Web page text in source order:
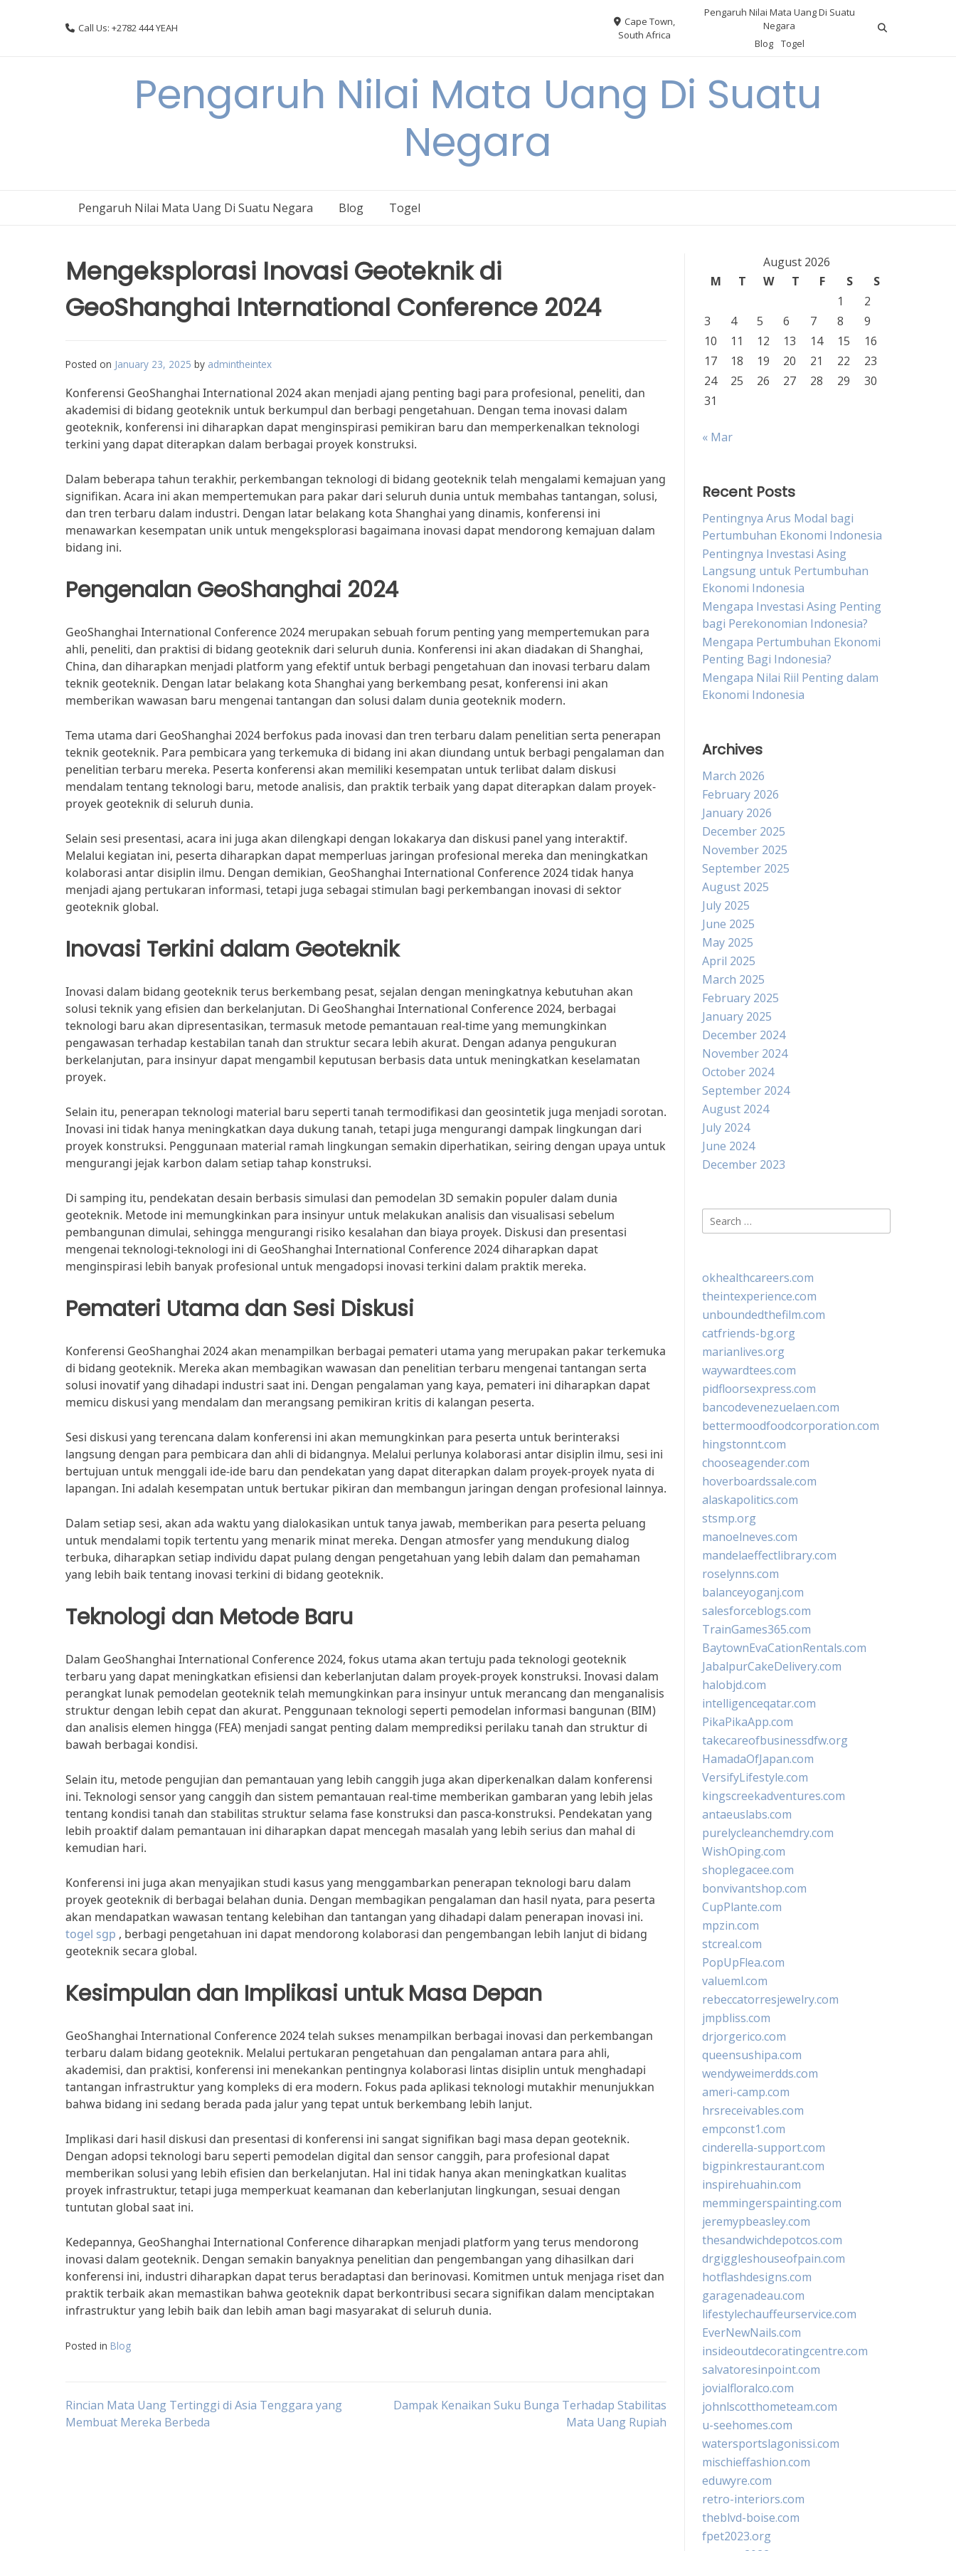
Call Us: +2782 444 YEAH
Cape Town,
South Africa
Pengaruh Nilai Mata Uang Di Suatu
Negara
Blog
Togel
Pengaruh Nilai Mata Uang Di Suatu
Negara
Pengaruh Nilai Mata Uang Di Suatu Negara Blog Togel
Mengeksplorasi Inovasi Geoteknik di
GeoShanghai International Conference 2024
Posted on January 23, 2025 by admintheintex
Konferensi GeoShanghai International 2024 akan menjadi ajang penting bagi para profesional, peneliti, dan
akademisi di bidang geoteknik untuk berkumpul dan berbagi pengetahuan. Dengan tema inovasi dalam
geoteknik, konferensi ini diharapkan dapat menginspirasi pemikiran baru dan memperkenalkan teknologi
terkini yang dapat diterapkan dalam berbagai proyek konstruksi.
Dalam beberapa tahun terakhir, perkembangan teknologi di bidang geoteknik telah mengalami kemajuan yang
signifikan. Acara ini akan mempertemukan para pakar dari seluruh dunia untuk membahas tantangan, solusi,
dan tren terbaru dalam industri. Dengan latar belakang kota Shanghai yang dinamis, konferensi ini
menawarkan kesempatan unik untuk mengeksplorasi bagaimana inovasi dapat mendorong kemajuan dalam
bidang ini.
Pengenalan GeoShanghai 2024
GeoShanghai International Conference 2024 merupakan sebuah forum penting yang mempertemukan para
ahli, peneliti, dan praktisi di bidang geoteknik dari seluruh dunia. Konferensi ini akan diadakan di Shanghai,
China, dan diharapkan menjadi platform yang efektif untuk berbagi pengetahuan dan inovasi terbaru dalam
teknik geoteknik. Dengan latar belakang kota Shanghai yang berkembang pesat, konferensi ini akan
memberikan wawasan baru mengenai tantangan dan solusi dalam dunia geoteknik modern.
Tema utama dari GeoShanghai 2024 berfokus pada inovasi dan tren terbaru dalam penelitian serta penerapan
teknik geoteknik. Para pembicara yang terkemuka di bidang ini akan diundang untuk berbagi pengalaman dan
penelitian terbaru mereka. Peserta konferensi akan memiliki kesempatan untuk terlibat dalam diskusi
mendalam tentang teknologi baru, metode analisis, dan praktik terbaik yang dapat diterapkan dalam proyek-
proyek geoteknik di seluruh dunia.
Selain sesi presentasi, acara ini juga akan dilengkapi dengan lokakarya dan diskusi panel yang interaktif.
Melalui kegiatan ini, peserta diharapkan dapat memperluas jaringan profesional mereka dan meningkatkan
kolaborasi antar disiplin ilmu. Dengan demikian, GeoShanghai International Conference 2024 tidak hanya
menjadi ajang pertukaran informasi, tetapi juga sebagai stimulan bagi perkembangan inovasi di sektor
geoteknik global.
Inovasi Terkini dalam Geoteknik
Inovasi dalam bidang geoteknik terus berkembang pesat, sejalan dengan meningkatnya kebutuhan akan
solusi teknik yang efisien dan berkelanjutan. Di GeoShanghai International Conference 2024, berbagai
teknologi baru akan dipresentasikan, termasuk metode pemantauan real-time yang memungkinkan
pengawasan terhadap kestabilan tanah dan struktur secara lebih akurat. Dengan adanya pengukuran
berkelanjutan, para insinyur dapat mengambil keputusan berbasis data untuk meningkatkan keselamatan
proyek.
Selain itu, penerapan teknologi material baru seperti tanah termodifikasi dan geosintetik juga menjadi sorotan.
Inovasi ini tidak hanya meningkatkan daya dukung tanah, tetapi juga mengurangi dampak lingkungan dari
proyek konstruksi. Penggunaan material ramah lingkungan semakin diperhatikan, seiring dengan upaya untuk
mengurangi jejak karbon dalam setiap tahap konstruksi.
Di samping itu, pendekatan desain berbasis simulasi dan pemodelan 3D semakin populer dalam dunia
geoteknik. Metode ini memungkinkan para insinyur untuk melakukan analisis dan visualisasi sebelum
pembangunan dimulai, sehingga mengurangi risiko kesalahan dan biaya proyek. Diskusi dan presentasi
mengenai teknologi-teknologi ini di GeoShanghai International Conference 2024 diharapkan dapat
menginspirasi lebih banyak profesional untuk mengadopsi inovasi terkini dalam praktik mereka.
Pemateri Utama dan Sesi Diskusi
Konferensi GeoShanghai 2024 akan menampilkan berbagai pemateri utama yang merupakan pakar terkemuka
di bidang geoteknik. Mereka akan membagikan wawasan dan penelitian terbaru mengenai tantangan serta
solusi inovatif yang dihadapi industri saat ini. Dengan pengalaman yang kaya, pemateri ini diharapkan dapat
memicu diskusi yang mendalam dan merangsang pemikiran kritis di kalangan peserta.
Sesi diskusi yang terencana dalam konferensi ini akan memungkinkan para peserta untuk berinteraksi
langsung dengan para pembicara dan ahli di bidangnya. Melalui perlunya kolaborasi antar disiplin ilmu, sesi ini
bertujuan untuk menggali ide-ide baru dan pendekatan yang dapat diterapkan dalam proyek-proyek nyata di
lapangan. Ini adalah kesempatan untuk bertukar pikiran dan membangun jaringan dengan profesional lainnya.
Dalam setiap sesi, akan ada waktu yang dialokasikan untuk tanya jawab, memberikan para peserta peluang
untuk mendalami topik tertentu yang menarik minat mereka. Dengan atmosfer yang mendukung dialog
terbuka, diharapkan setiap individu dapat pulang dengan pengetahuan yang lebih dalam dan pemahaman
yang lebih baik tentang inovasi terkini di bidang geoteknik.
Teknologi dan Metode Baru
Dalam GeoShanghai International Conference 2024, fokus utama akan tertuju pada teknologi geoteknik
terbaru yang dapat meningkatkan efisiensi dan keberlanjutan dalam proyek-proyek konstruksi. Inovasi dalam
perangkat lunak pemodelan geoteknik telah memungkinkan para insinyur untuk merancang dan menganalisis
struktur dengan lebih cepat dan akurat. Penggunaan teknologi seperti pemodelan informasi bangunan (BIM)
dan analisis elemen hingga (FEA) menjadi sangat penting dalam memprediksi perilaku tanah dan struktur di
bawah berbagai kondisi.
Selain itu, metode pengujian dan pemantauan yang lebih canggih juga akan diperkenalkan dalam konferensi
ini. Teknologi sensor yang canggih dan sistem pemantauan real-time memberikan gambaran yang lebih jelas
tentang kondisi tanah dan stabilitas struktur selama fase konstruksi dan pasca-konstruksi. Pendekatan yang
lebih proaktif dalam pemantauan ini diharapkan dapat mencegah masalah yang lebih serius dan mahal di
kemudian hari.
Konferensi ini juga akan menyajikan studi kasus yang menggambarkan penerapan teknologi baru dalam
proyek geoteknik di berbagai belahan dunia. Dengan membagikan pengalaman dan hasil nyata, para peserta
akan mendapatkan wawasan tentang kelebihan dan tantangan yang dihadapi dalam penerapan inovasi ini.
togel sgp , berbagi pengetahuan ini dapat mendorong kolaborasi dan pengembangan lebih lanjut di bidang
geoteknik secara global.
Kesimpulan dan Implikasi untuk Masa Depan
GeoShanghai International Conference 2024 telah sukses menampilkan berbagai inovasi dan perkembangan
terbaru dalam bidang geoteknik. Melalui pertukaran pengetahuan dan pengalaman antara para ahli,
akademisi, dan praktisi, konferensi ini menekankan pentingnya kolaborasi lintas disiplin untuk menghadapi
tantangan infrastruktur yang kompleks di era modern. Fokus pada aplikasi teknologi mutakhir menunjukkan
bahwa bidang ini sedang berada pada jalur yang tepat untuk berkembang lebih lanjut.
Implikasi dari hasil diskusi dan presentasi di konferensi ini sangat signifikan bagi masa depan geoteknik.
Dengan adopsi teknologi baru seperti pemodelan digital dan sensor canggih, para profesional dapat
memberikan solusi yang lebih efisien dan berkelanjutan. Hal ini tidak hanya akan meningkatkan kualitas
proyek infrastruktur, tetapi juga memperkuat keamanan dan keberlanjutan lingkungan, sesuai dengan
tuntutan global saat ini.
Kedepannya, GeoShanghai International Conference diharapkan menjadi platform yang terus mendorong
inovasi dalam geoteknik. Dengan semakin banyaknya penelitian dan pengembangan yang dihasilkan dari
konferensi ini, industri diharapkan dapat terus beradaptasi dan berinovasi. Komitmen untuk menjaga riset dan
praktik terbaik akan memastikan bahwa geoteknik dapat berkontribusi secara signifikan dalam menciptakan
infrastruktur yang lebih baik dan lebih aman bagi masyarakat di seluruh dunia.
Posted in Blog
Post
Rincian Mata Uang Tertinggi di Asia Tenggara yang
Membuat Mereka Berbeda
Dampak Kenaikan Suku Bunga Terhadap Stabilitas
Mata Uang Rupiah
August 2026
M
T W T F S
S
1
2
3
4 5 6 7 8
9
10
11 12 13 14 15
16
17
18 19 20 21 22
23
24
25 26 27 28 29
30
31
« Mar
Recent Posts
Pentingnya Arus Modal bagi
Pertumbuhan Ekonomi Indonesia
Pentingnya Investasi Asing
Langsung untuk Pertumbuhan
Ekonomi Indonesia
Mengapa Investasi Asing Penting
bagi Perekonomian Indonesia?
Mengapa Pertumbuhan Ekonomi
Penting Bagi Indonesia?
Mengapa Nilai Riil Penting dalam
Ekonomi Indonesia
Archives
March 2026
February 2026
January 2026
December 2025
November 2025
September 2025
August 2025
July 2025
June 2025
May 2025
April 2025
March 2025
February 2025
January 2025
December 2024
November 2024
October 2024
September 2024
August 2024
July 2024
June 2024
December 2023
Search
for:
okhealthcareers.com
theintexperience.com
unboundedthefilm.com
catfriends-bg.org
marianlives.org
waywardtees.com
pidfloorsexpress.com
bancodevenezuelaen.com
bettermoodfoodcorporation.com
hingstonnt.com
chooseagender.com
hoverboardssale.com
alaskapolitics.com
stsmp.org
manoelneves.com
mandelaeffectlibrary.com
roselynns.com
balanceyoganj.com
salesforceblogs.com
TrainGames365.com
BaytownEvaCationRentals.com
JabalpurCakeDelivery.com
halobjd.com
intelligenceqatar.com
PikaPikaApp.com
takecareofbusinessdfw.org
HamadaOfJapan.com
VersifyLifestyle.com
kingscreekadventures.com
antaeuslabs.com
purelycleanchemdry.com
WishOping.com
shoplegacee.com
bonvivantshop.com
CupPlante.com
mpzin.com
stcreal.com
PopUpFlea.com
valueml.com
rebeccatorresjewelry.com
jmpbliss.com
drjorgerico.com
queensushipa.com
wendyweimerdds.com
ameri-camp.com
hrsreceivables.com
empconst1.com
cinderella-support.com
bigpinkrestaurant.com
inspirehuahin.com
memmingerspainting.com
jeremypbeasley.com
thesandwichdepotcos.com
drgiggleshouseofpain.com
hotflashdesigns.com
garagenadeau.com
lifestylechauffeurservice.com
EverNewNails.com
insideoutdecoratingcentre.com
salvatoresinpoint.com
jovialfloralco.com
johnlscotthometeam.com
u-seehomes.com
watersportslagonissi.com
mischieffashion.com
eduwyre.com
retro-interiors.com
theblvd-boise.com
fpet2023.org